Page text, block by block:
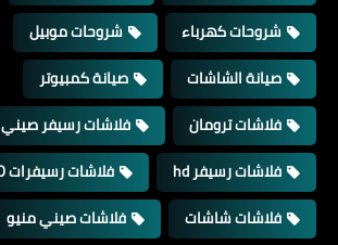
شروحات كهرباء
شروحات موبيل
صيانة الشاشات
صيانة كمبيوتر
فلاشات ترومان
فلاشات رسيفر صيني
فلاشات رسيفر hd
فلاشات رسيفرات HD
فلاشات شاشات
فلاشات صيني منيو